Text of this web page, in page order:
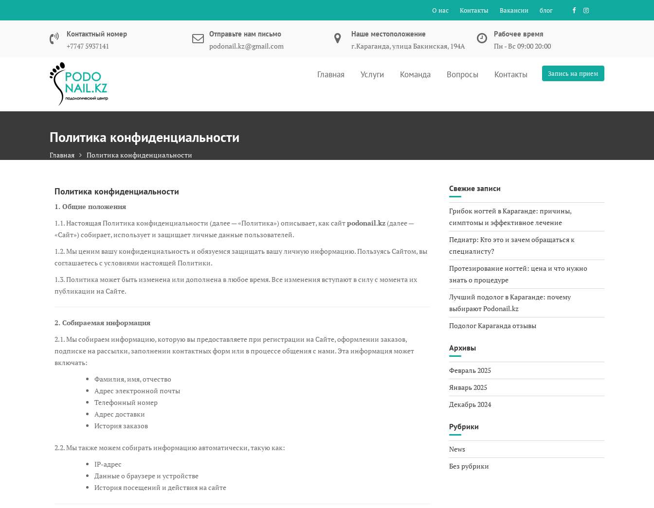
О нас Контакты Вакансии блог
Контактный номер
+7747 5937141
Отправьте нам письмо
podonail.kz@gmail.com
Наше местоположение
г.Караганда, улица Бакинская, 194А
Рабочее время
Пн - Вс 09:00 20:00
Запись на прием
Главная Услуги Команда Вопросы Контакты
Политика конфиденциальности
Главная Политика конфиденциальности
Политика конфиденциальности
1. Общие положения
1.1. Настоящая Политика конфиденциальности (далее — «Политика») описывает, как сайтpodonail.kz (далее —
«Сайт») собирает, использует и защищает личные данные пользователей.
1.2. Мы ценим вашу конфиденциальность и обязуемся защищать вашу личную информацию. Пользуясь Сайтом, вы
соглашаетесь с условиями настоящей Политики.
1.3. Политика может быть изменена или дополнена в любое время. Все изменения вступают в силу с момента их
публикации на Сайте.
2. Собираемая информация
2.1. Мы собираем информацию, которую вы предоставляете при регистрации на Сайте, оформлении заказов,
подписке на рассылки, заполнении контактных форм или в процессе общения с нами. Эта информация может
включать:
Фамилия, имя, отчество
Адрес электронной почты
Телефонный номер
Адрес доставки
История заказов
2.2. Мы также можем собирать информацию автоматически, такую как:
IP-адрес
Данные о браузере и устройстве
История посещений и действия на сайте
Свежие записи
Грибок ногтей в Караганде: причины,
симптомы и эффективное лечение
Педиатр: Кто это и зачем обращаться к
специалисту?
Протезирование ногтей: цена и что нужно
знать о процедуре
Лучший подолог в Караганде: почему
выбирают Podonail.kz
Подолог Караганда отзывы
Архивы
Февраль 2025
Январь 2025
Декабрь 2024
Рубрики
News
Без рубрики